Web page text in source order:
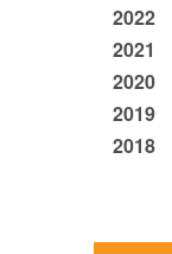
2022
2021
2020
2019
2018